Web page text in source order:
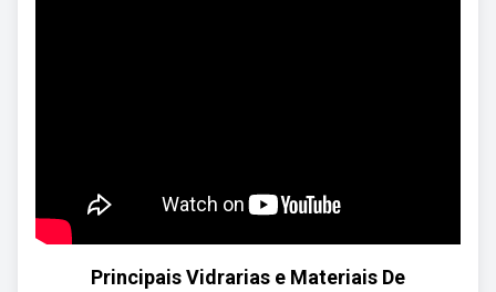
Principais Vidrarias e Materiais De